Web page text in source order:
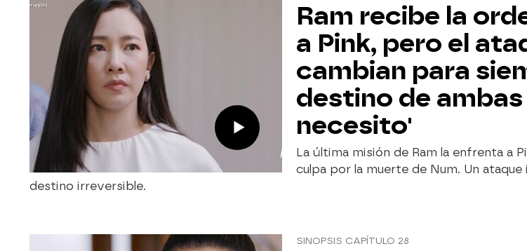
Ram recibe la
a Pink, pero el
cambian para
destino de ambas
necesito'
La última misión de Ram la enfrenta a
culpa por la muerte de Num. Un
destino irreversible.
SINOPSIS CAPÍTULO 28